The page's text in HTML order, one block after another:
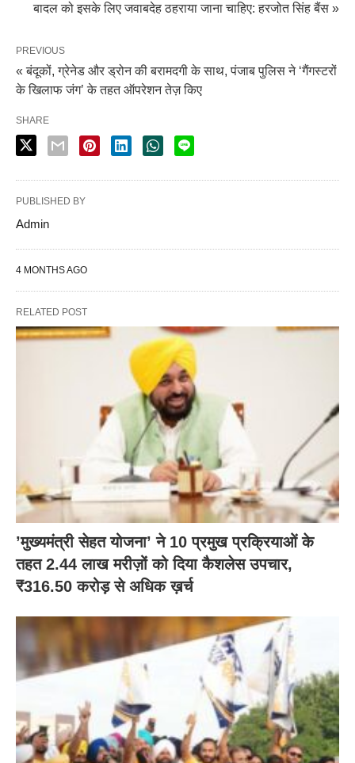
बादल को इसके लिए जवाबदेह ठहराया जाना चाहिए: हरजोत सिंह बैंस »
PREVIOUS
« बंदूकों, ग्रेनेड और ड्रोन की बरामदगी के साथ, पंजाब पुलिस ने ‘गैंगस्टरों
के खिलाफ जंग’ के तहत ऑपरेशन तेज़ किए
SHARE
PUBLISHED BY
Admin
4 MONTHS AGO
RELATED POST
’मुख्यमंत्री सेहत योजना’ ने 10 प्रमुख प्रक्रियाओं के
तहत 2.44 लाख मरीज़ों को दिया कैशलेस उपचार,
₹316.50 करोड़ से अधिक ख़र्च